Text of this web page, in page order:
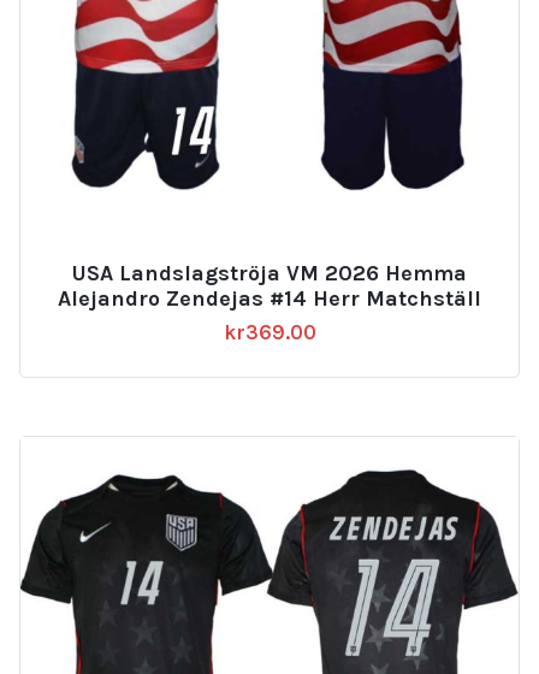
USA Landslagströja VM 2026 Hemma
Alejandro Zendejas #14 Herr Matchställ
kr369.00